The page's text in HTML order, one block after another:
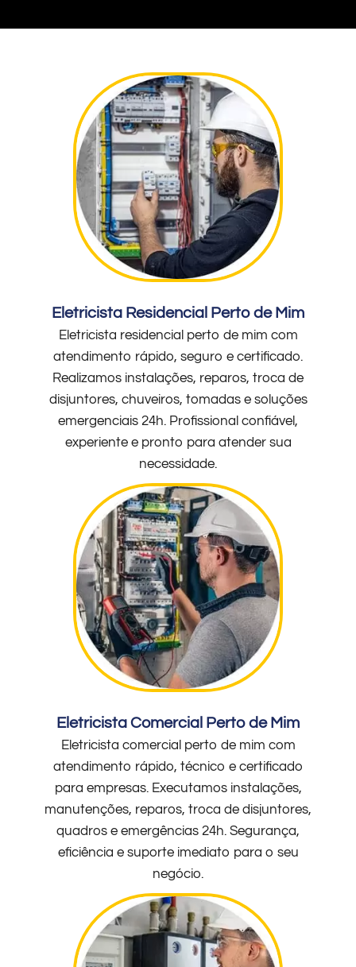
Eletricista Residencial Perto de Mim
Eletricista residencial perto de mim com
atendimento rápido, seguro e certificado.
Realizamos instalações, reparos, troca de
disjuntores, chuveiros, tomadas e soluções
emergenciais 24h. Profissional confiável,
experiente e pronto para atender sua
necessidade.
Eletricista Comercial Perto de Mim
Eletricista comercial perto de mim com
atendimento rápido, técnico e certificado
para empresas. Executamos instalações,
manutenções, reparos, troca de disjuntores,
quadros e emergências 24h. Segurança,
eficiência e suporte imediato para o seu
negócio.